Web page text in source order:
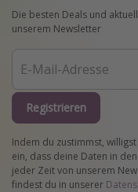
Die besten Deals und
unserem Newsletter
Registrieren
Indem du zustimmst,
ein, dass deine Daten in
jeder Zeit von unserem
findest du in unserer